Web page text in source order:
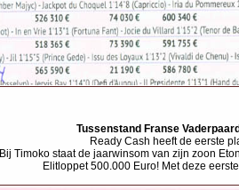
Tussenstand Franse
Ready Cash heeft de eerste
Bij Timoko staat de jaarwinsom van zijn zoon
Elitloppet 500.000 Euro! Met deze